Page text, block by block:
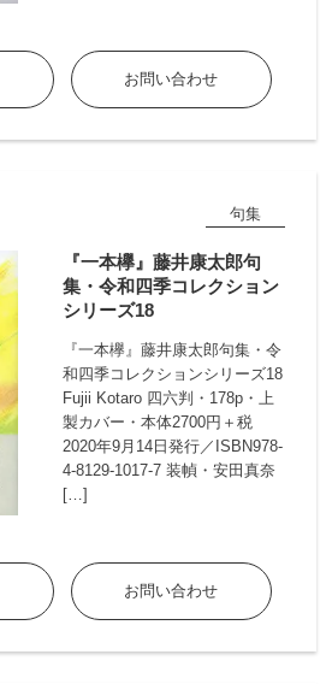
お問い合わせ
句集
『一本欅』藤井康太郎句
集・令和四季コレクション
シリーズ18
『一本欅』藤井康太郎句集・令
和四季コレクションシリーズ18
Fujii Kotaro 四六判・178p・上
製カバー・本体2700円＋税
2020年9月14日発行／ISBN978-
4-8129-1017-7 装幀・安田真奈
[…]
お問い合わせ